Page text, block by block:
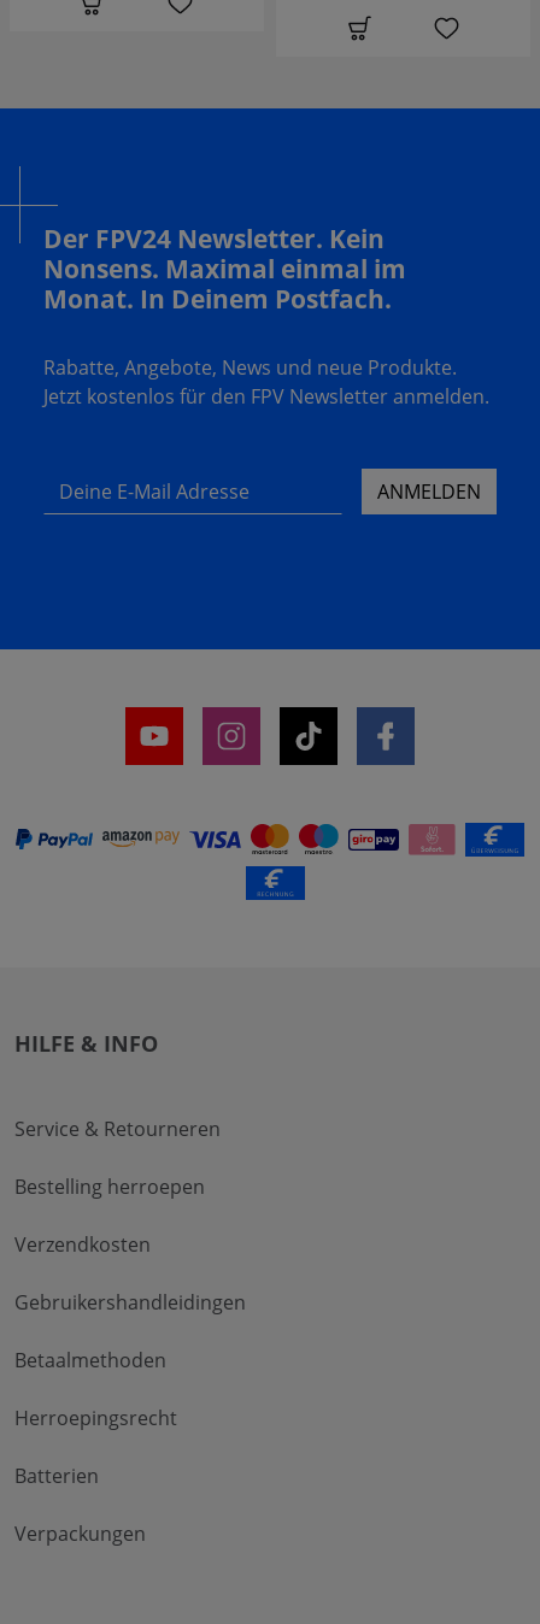
Der FPV24 Newsletter. Kein
Nonsens. Maximal einmal im
Monat. In Deinem Postfach.
Rabatte, Angebote, News und neue Produkte.
Jetzt kostenlos für den FPV Newsletter anmelden.
Deine E-Mail Adresse ANMELDEN
HILFE & INFO
Service & Retourneren
Bestelling herroepen
Verzendkosten
Gebruikershandleidingen
Betaalmethoden
Herroepingsrecht
Batterien
Verpackungen